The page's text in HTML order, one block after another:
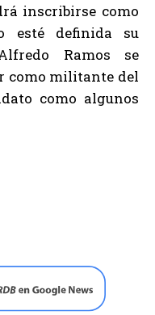
inscribirse como
esté definida su
Ramos se
como militante del
como algunos